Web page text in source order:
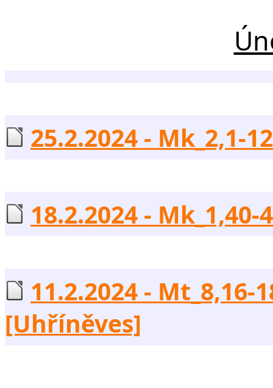
25.2.2024 - Mk_2,1-
18.2.2024 -
11.2.2024 -
[Uhříněves]